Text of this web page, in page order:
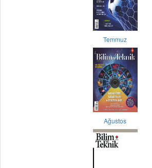
Temmuz
Ağustos